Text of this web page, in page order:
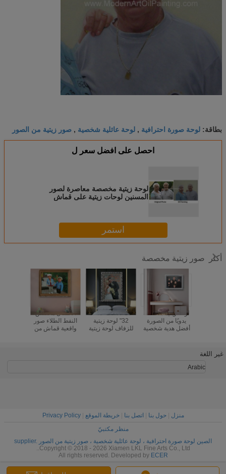
بطاقة: لوحة صورة احترافية , لوحة عائلية شخصية , صور زيتية من الصور
احصل على افضل سعر ل
لوحة زيتية مخصصة معاصرة لصور
المسنين لوحات زيتية على قماش
استمر
أكثر صور زيتية مخصصة
الأطفال مخصص
النفط الطلاء صور
واقعية قماش من
36 "X 48" 24 "X
32" لوحة زيتية
للزفاف لوحة زيتية
لوحة زيتية مخصصة
يدويًا من الصورة
أفضل هدية شخصية
غير اللغة
Arabic
منزل |حول بنا اتصل بنا |خريطة الموقع |
Privacy Policy
منظر مكتبيّ
الصين لوحة صورة احترافية ، لوحة عائلية شخصية ، صور زيتية من الصور supplier.
Copyright © 2018 - 2026 Xiamen LKL Fine Arts Co., Ltd..
All rights reserved. Developed by ECER